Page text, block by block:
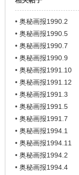
• 奥秘画报1990.2
• 奥秘画报1990.5
• 奥秘画报1990.7
• 奥秘画报1990.9
• 奥秘画报1991.10
• 奥秘画报1991.12
• 奥秘画报1991.3
• 奥秘画报1991.5
• 奥秘画报1991.7
• 奥秘画报1994.1
• 奥秘画报1994.11
• 奥秘画报1994.2
• 奥秘画报1994.4